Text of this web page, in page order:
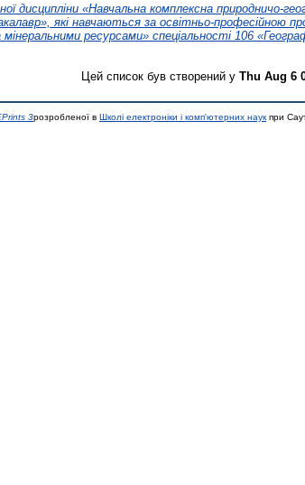
дисципліни «Навчальна комплексна природничо-
які навчаються за освітньо-професійною
ресурсами» спеціальності 106
Цей список був створений у Thu Aug 6
3розробленої в Школі електроніки і комп'ютерних наук при